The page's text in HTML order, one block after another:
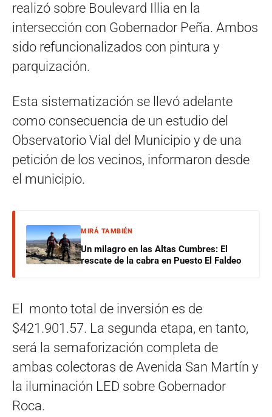
realizó sobre Boulevard Illia en la
intersección con Gobernador Peña. Ambos
sido refuncionalizados con pintura y
parquización.
Esta sistematización se llevó adelante
como consecuencia de un estudio del
Observatorio Vial del Municipio y de una
petición de los vecinos, informaron desde
el municipio.
MIRÁ TAMBIÉN
Un milagro en las Altas Cumbres: El
rescate de la cabra en Puesto El Faldeo
El monto total de inversión es de
$421.901.57. La segunda etapa, en tanto,
será la semaforización completa de
ambas colectoras de Avenida San Martín y
la iluminación LED sobre Gobernador
Roca.